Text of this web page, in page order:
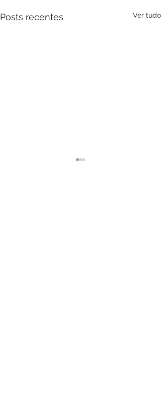
Posts recentes Ver tudo